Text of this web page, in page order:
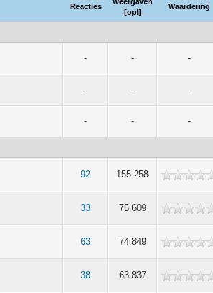
Reacties
[opl]
Waardering
- - -
- - -
- - -
92 155.258
33 75.609
63 74.849
38 63.837